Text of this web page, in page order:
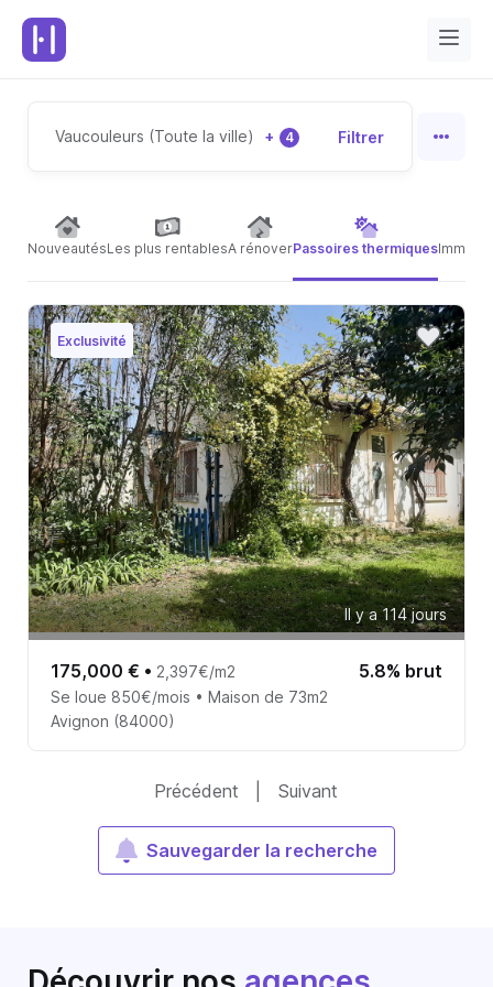
Vaucouleurs (Toute la ville) + 4 Filtrer
NouveautésLes plus rentablesA rénoverPassoires thermiques
Exclusivité
Il y a 114 jours
175,000 € • 2,397€/m2 5.8% brut
Se loue 850€/mois • Maison de 73m2
Avignon (84000)
Précédent Suivant
Sauvegarder la recherche